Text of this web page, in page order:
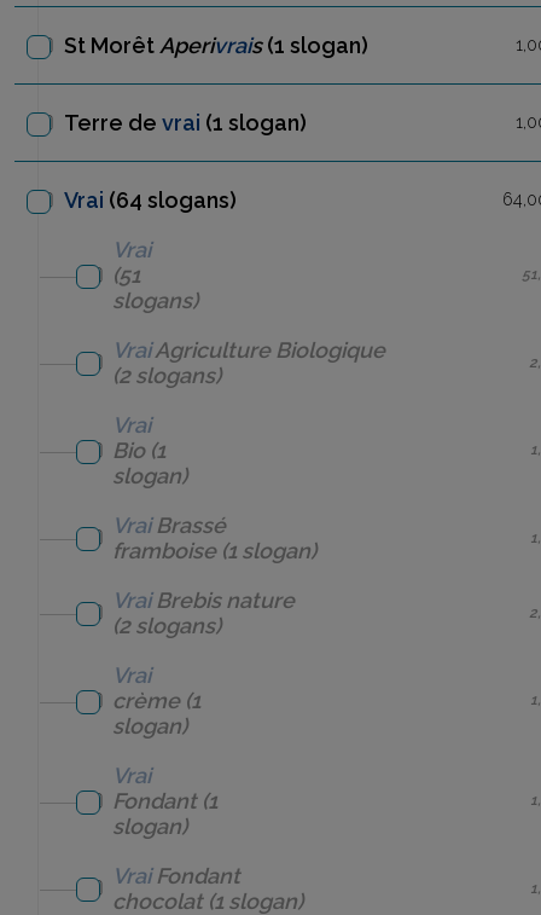
St Morêt Aperivrais(1 slogan)
Terre de vrai (1 slogan)
Vrai (64 slogans)
Vrai
(51
slogans)
VraiAgriculture Biologique
(2 slogans)
Vrai
Bio(1
slogan)
Vrai Brassé
framboise(1 slogan)
Vrai Brebis nature
(2 slogans)
Vrai
crème(1
slogan)
Vrai
Fondant(1
slogan)
Vrai Fondant
chocolat(1 slogan)